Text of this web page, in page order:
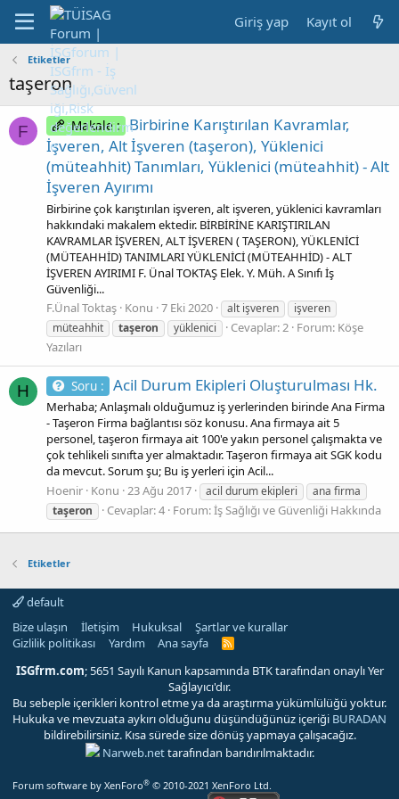
Giriş yap Kayıt ol
Etiketler
taşeron
F Makale : Birbirine Karıştırılan Kavramlar,
İşveren, Alt İşveren (taşeron), Yüklenici
(müteahhit) Tanımları, Yüklenici (müteahhit) - Alt
İşveren Ayırımı
Birbirine çok karıştırılan işveren, alt işveren, yüklenici kavramları
hakkındaki makalem ektedir. BİRBİRİNE KARIŞTIRILAN
KAVRAMLAR İŞVEREN, ALT İŞVEREN ( TAŞERON), YÜKLENİCİ
(MÜTEAHHİD) TANIMLARI YÜKLENİCİ (MÜTEAHHİD) - ALT
İŞVEREN AYIRIMI F. Ünal TOKTAŞ Elek. Y. Müh. A Sınıfı İş
Güvenliği...
F.Ünal Toktaş Konu 7 Eki 2020 alt işveren
işveren
müteahhit
taşeron yüklenici Cevaplar: 2 Forum: Köşe
Yazıları
H Soru : Acil Durum Ekipleri Oluşturulması Hk.
Merhaba; Anlaşmalı olduğumuz iş yerlerinden birinde Ana Firma
- Taşeron Firma bağlantısı söz konusu. Ana firmaya ait 5
personel, taşeron firmaya ait 100'e yakın personel çalışmakta ve
çok tehlikeli sınıfta yer almaktadır. Taşeron firmaya ait SGK kodu
da mevcut. Sorum şu; Bu iş yerleri için Acil...
Hoenir Konu 23 Ağu 2017 acil durum ekipleri
ana firma
taşeron
Cevaplar: 4 Forum:İş Sağlığı ve Güvenliği Hakkında
Etiketler
default
Bize ulaşın
İletişim Hukuksal
Şartlar ve kurallar
Gizlilik politikası
Yardım Ana sayfa
R
S
ISGfrm.com; 5651 Sayılı Kanun kapsamında BTK tarafından onaylı Yer
Sağlayıcı'dır.
Bu sebeple içerikleri kontrol etme ya da araştırma yükümlülüğü yoktur.
Hukuka ve mevzuata aykırı olduğunu düşündüğünüz içeriği BURADAN
bildirebilirsiniz. Kısa sürede size dönüş yapmaya çalışacağız.
Narweb.nettarafından barıdırılmaktadır.
Forum software by XenForo® © 2010-2021 XenForo Ltd.